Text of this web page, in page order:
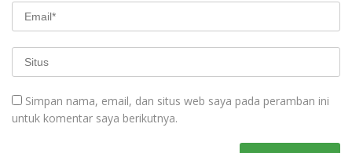
Simpan nama, email, dan situs web saya pada peramban ini
untuk komentar saya berikutnya.